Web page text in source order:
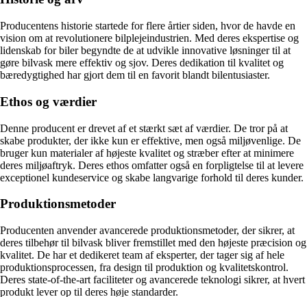
Producentens historie startede for flere årtier siden, hvor de havde en
vision om at revolutionere bilplejeindustrien. Med deres ekspertise og
lidenskab for biler begyndte de at udvikle innovative løsninger til at
gøre bilvask mere effektiv og sjov. Deres dedikation til kvalitet og
bæredygtighed har gjort dem til en favorit blandt bilentusiaster.
Ethos og værdier
Denne producent er drevet af et stærkt sæt af værdier. De tror på at
skabe produkter, der ikke kun er effektive, men også miljøvenlige. De
bruger kun materialer af højeste kvalitet og stræber efter at minimere
deres miljøaftryk. Deres ethos omfatter også en forpligtelse til at levere
exceptionel kundeservice og skabe langvarige forhold til deres kunder.
Produktionsmetoder
Producenten anvender avancerede produktionsmetoder, der sikrer, at
deres tilbehør til bilvask bliver fremstillet med den højeste præcision og
kvalitet. De har et dedikeret team af eksperter, der tager sig af hele
produktionsprocessen, fra design til produktion og kvalitetskontrol.
Deres state-of-the-art faciliteter og avancerede teknologi sikrer, at hvert
produkt lever op til deres høje standarder.